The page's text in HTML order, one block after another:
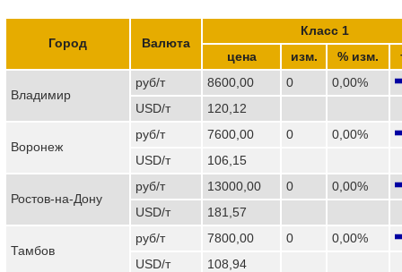
Город Валюта
Класс 1
цена
изм. % изм.
Владимир
руб/т 8600,00 0
0,00%
USD/т
120,12
Воронеж
руб/т 7600,00 0
0,00%
USD/т
106,15
Ростов-на-Дону
руб/т 13000,00 0
0,00%
USD/т
181,57
Тамбов
руб/т 7800,00 0
0,00%
USD/т
108,94